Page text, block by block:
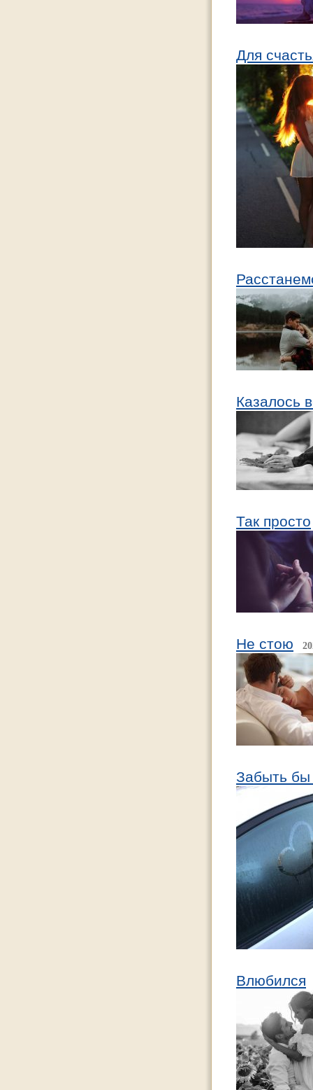
Для
Казалось
Так просто
Не стою
Забыть бы
Влюбился